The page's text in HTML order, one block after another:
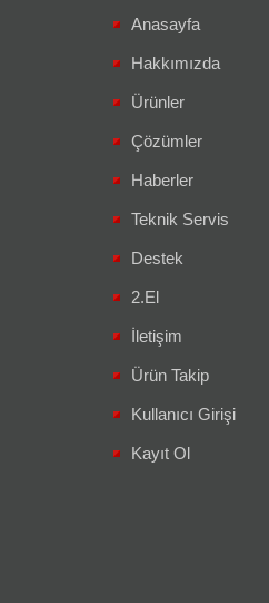
Anasayfa
Hakkımızda
Ürünler
Çözümler
Haberler
Teknik Servis
Destek
2.El
İletişim
Ürün Takip
Kullanıcı Girişi
Kayıt Ol